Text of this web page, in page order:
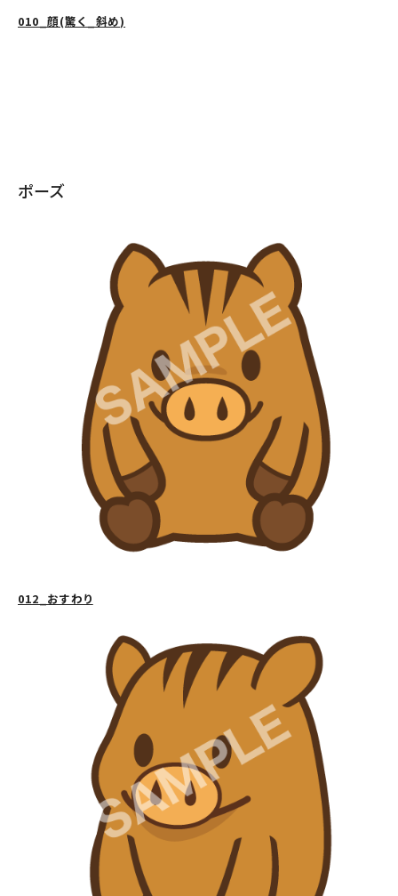
010_顔(驚く_斜め)
ポーズ
012_おすわり